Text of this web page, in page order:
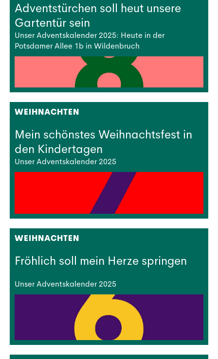
Adventstürchen soll heut unsere
Gartentür sein
Unser Adventskalender 2025: Heute in der
Potsdamer Allee 1b in Wildenbruch
WEIHNACHTEN
Mein schönstes Weihnachtsfest in
den Kindertagen
Unser Adventskalender 2025
WEIHNACHTEN
Fröhlich soll mein Herze springen
Unser Adventskalender 2025